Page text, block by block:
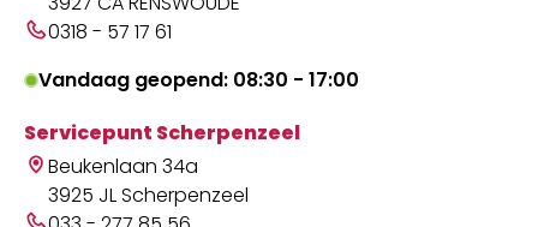
0318 - 57 17 61
Vandaag geopend: 08:30 - 17:00
Servicepunt Scherpenzeel
Beukenlaan 34a
3925 JL Scherpenzeel